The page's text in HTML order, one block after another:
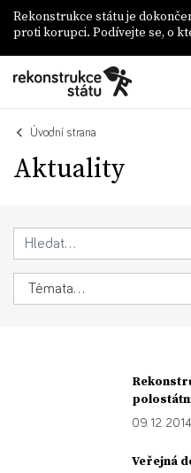
Rekonstrukce státu je
proti korupci. Podívejte se, o
Úvodní strana
Aktuality
09. 12. 2014
Veřejná